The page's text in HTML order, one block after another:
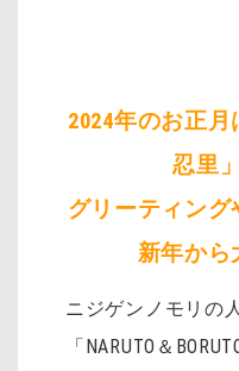
2024年のお正月
忍里
グリーティング
新年から
ニジゲンノモリの
「NARUTO＆